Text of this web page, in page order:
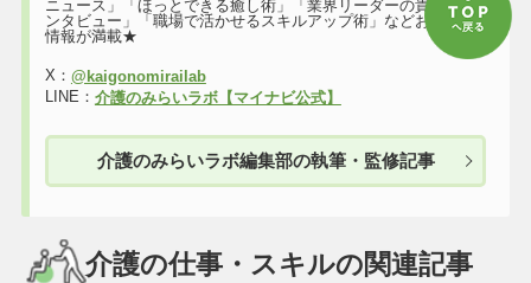
ニュース」「ほっとできる癒し術」「業界リーダーの貴重なイ
ンタビュー」「職場で活かせるスキルアップ術」などお役立ち
情報が満載★
X： @kaigonomirailab
LINE： 介護のみらいラボ【マイナビ公式】
介護のみらいラボ編集部の執筆・監修記事
介護の仕事・スキルの関連記事